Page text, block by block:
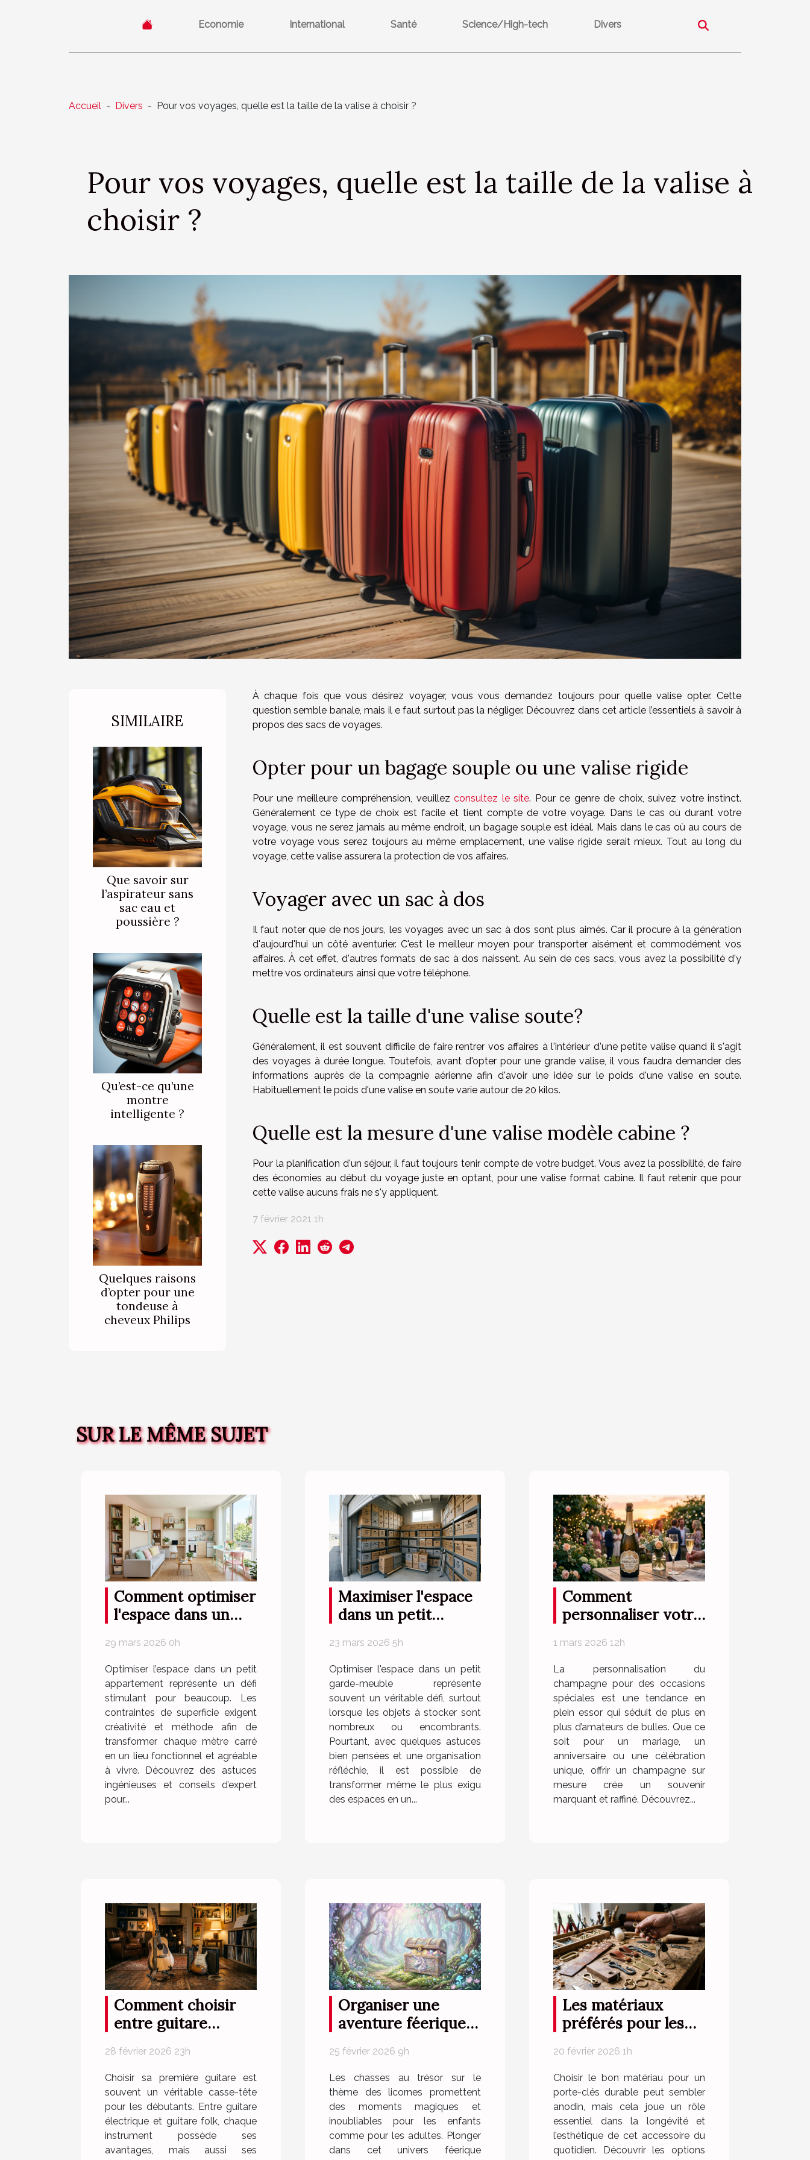
Economie International Santé Science/High-tech Divers
Accueil Divers Pour vos voyages, quelle est la taille de la valise à choisir ?
Pour vos voyages, quelle est la taille de la valise à
choisir ?
SIMILAIRE
Que savoir sur
l’aspirateur sans
sac eau et
poussière ?
Qu’est-ce qu’une
montre
intelligente ?
Quelques raisons
d’opter pour une
tondeuse à
cheveux Philips
À chaque fois que vous désirez voyager, vous vous demandez toujours pour quelle valise opter. Cette
question semble banale, mais il e faut surtout pas la négliger. Découvrez dans cet article l’essentiels à savoir à
propos des sacs de voyages.
Opter pour un bagage souple ou une valise rigide
Pour une meilleure compréhension, veuillezconsultez le site. Pour ce genre de choix, suivez votre instinct.
Généralement ce type de choix est facile et tient compte de votre voyage. Dans le cas où durant votre
voyage, vous ne serez jamais au même endroit, un bagage souple est idéal. Mais dans le cas où au cours de
votre voyage vous serez toujours au même emplacement, une valise rigide serait mieux. Tout au long du
voyage, cette valise assurera la protection de vos affaires.
Voyager avec un sac à dos
Il faut noter que de nos jours, les voyages avec un sac à dos sont plus aimés. Car il procure à la génération
d'aujourd'hui un côté aventurier. C'est le meilleur moyen pour transporter aisément et commodément vos
affaires. À cet effet, d'autres formats de sac à dos naissent. Au sein de ces sacs, vous avez la possibilité d'y
mettre vos ordinateurs ainsi que votre téléphone.
Quelle est la taille d'une valise soute?
Généralement, il est souvent difficile de faire rentrer vos affaires à l'intérieur d'une petite valise quand il s'agit
des voyages à durée longue. Toutefois, avant d'opter pour une grande valise, il vous faudra demander des
informations auprès de la compagnie aérienne afin d'avoir une idée sur le poids d'une valise en soute.
Habituellement le poids d'une valise en soute varie autour de 20 kilos.
Quelle est la mesure d'une valise modèle cabine ?
Pour la planification d'un séjour, il faut toujours tenir compte de votre budget. Vous avez la possibilité, de faire
des économies au début du voyage juste en optant, pour une valise format cabine. Il faut retenir que pour
cette valise aucuns frais ne s'y appliquent.
7 février 2021 1h
SUR LE MÊME SUJET
Comment optimiser
l'espace dans un
29 mars 2026 0h
Optimiser l’espace dans un petit
appartement représente un défi
stimulant pour beaucoup. Les
contraintes de superficie exigent
créativité et méthode afin de
transformer chaque mètre carré
en un lieu fonctionnel et agréable
à vivre. Découvrez des astuces
ingénieuses et conseils d’expert
pour...
Maximiser l'espace
dans un petit
23 mars 2026 5h
Optimiser l'espace dans un petit
garde-meuble représente
souvent un véritable défi, surtout
lorsque les objets à stocker sont
nombreux ou encombrants.
Pourtant, avec quelques astuces
bien pensées et une organisation
réfléchie, il est possible de
transformer même le plus exigu
des espaces en un...
Comment
personnaliser votre
des occasions
spéciales ?
1 mars 2026 12h
La personnalisation du
champagne pour des occasions
spéciales est une tendance en
plein essor qui séduit de plus en
plus d’amateurs de bulles. Que ce
soit pour un mariage, un
anniversaire ou une célébration
unique, offrir un champagne sur
mesure crée un souvenir
marquant et raffiné. Découvrez...
Comment choisir
entre guitare
pour débutants ?
28 février 2026 23h
Choisir sa première guitare est
souvent un véritable casse-tête
pour les débutants. Entre guitare
électrique et guitare folk, chaque
instrument possède ses
avantages, mais aussi ses
Organiser une
aventure féerique :
chasse au trésor
sur le thème des
licornes
25 février 2026 9h
Les chasses au trésor sur le
thème des licornes promettent
des moments magiques et
inoubliables pour les enfants
comme pour les adultes. Plonger
dans cet univers féerique
Les matériaux
préférés pour les
20 février 2026 1h
Choisir le bon matériau pour un
porte-clés durable peut sembler
anodin, mais cela joue un rôle
essentiel dans la longévité et
l’esthétique de cet accessoire du
quotidien. Découvrir les options